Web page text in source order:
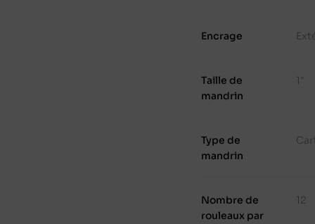
Encrage
Taille de
mandrin
1"
Type de
mandrin
Nombre de
rouleaux par
12